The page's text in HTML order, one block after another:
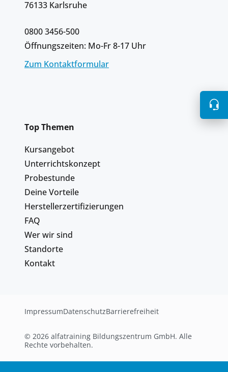
76133 Karlsruhe
0800 3456-500
Öffnungszeiten: Mo-Fr 8-17 Uhr
Zum Kontaktformular
Top Themen
Kursangebot
Unterrichtskonzept
Probestunde
Deine Vorteile
Herstellerzertifizierungen
FAQ
Wer wir sind
Standorte
Kontakt
ImpressumDatenschutzBarrierefreiheit
© 2026 alfatraining Bildungszentrum GmbH. Alle
Rechte vorbehalten.